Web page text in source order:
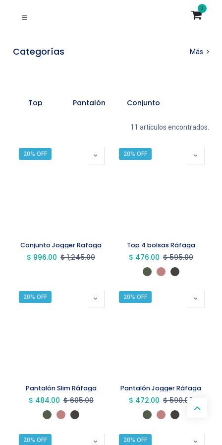
0
Categorías Más
Top Pantalón Conjunto
11 artículos encontrados.
20% OFF
Conjunto Jogger Rafaga
$ 996.00 $1,245.00
20% OFF
Top 4 bolsas Ráfaga
$ 476.00 $595.00
20% OFF
Pantalón Slim Ráfaga
$ 484.00 $605.00
20% OFF
Pantalón Jogger Ráfaga
$ 472.00 $590.00
20% OFF 20% OFF